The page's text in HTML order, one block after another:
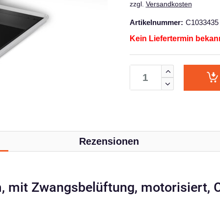
zzgl. Versandkosten
Artikelnummer: C1033435
Kein Liefertermin
Rezensionen
mit Zwangsbelüftung, motorisiert,